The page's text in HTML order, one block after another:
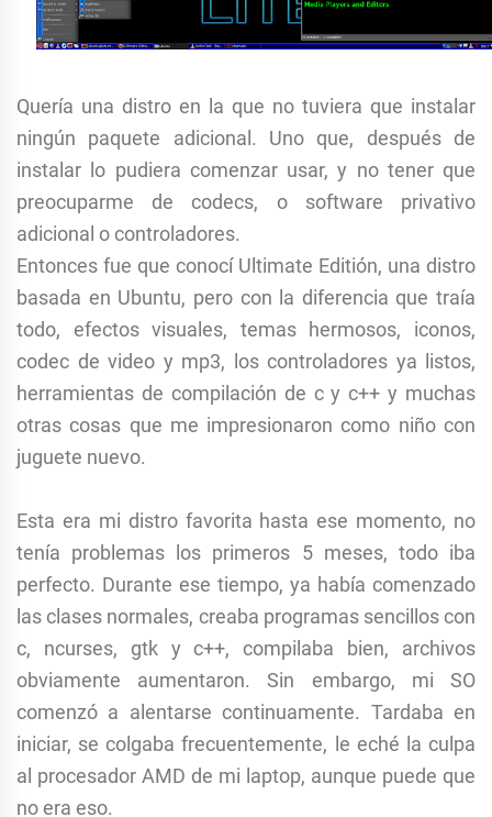
Quería una distro en la que no tuviera que instalar
ningún paquete adicional. Uno que, después de
instalar lo pudiera comenzar usar, y no tener que
preocuparme de codecs, o software privativo
adicional o controladores.
Entonces fue que conocí Ultimate Editión, una distro
basada en Ubuntu, pero con la diferencia que traía
todo, efectos visuales, temas hermosos, iconos,
codec de video y mp3, los controladores ya listos,
herramientas de compilación de c y c++ y muchas
otras cosas que me impresionaron como niño con
juguete nuevo.
Esta era mi distro favorita hasta ese momento, no
tenía problemas los primeros 5 meses, todo iba
perfecto. Durante ese tiempo, ya había comenzado
las clases normales, creaba programas sencillos con
c, ncurses, gtk y c++, compilaba bien, archivos
obviamente aumentaron. Sin embargo, mi SO
comenzó a alentarse continuamente. Tardaba en
iniciar, se colgaba frecuentemente, le eché la culpa
al procesador AMD de mi laptop, aunque puede que
no era eso.